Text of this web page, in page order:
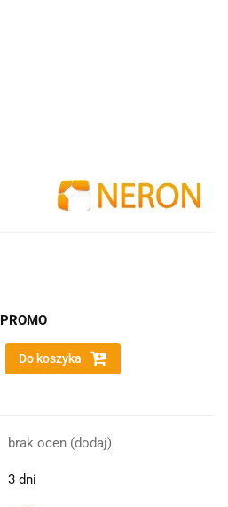
PROMO
Do koszyka
brak ocen (dodaj)
3 dni